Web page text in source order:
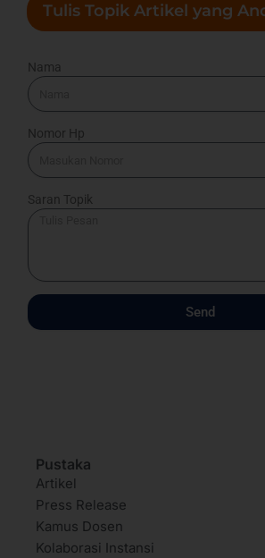
Tulis Topik Artikel yang
Nama
Nomor Hp
Saran Topik
Send
Pustaka
Artikel
Press Release
Kamus Dosen
Kolaborasi Instansi